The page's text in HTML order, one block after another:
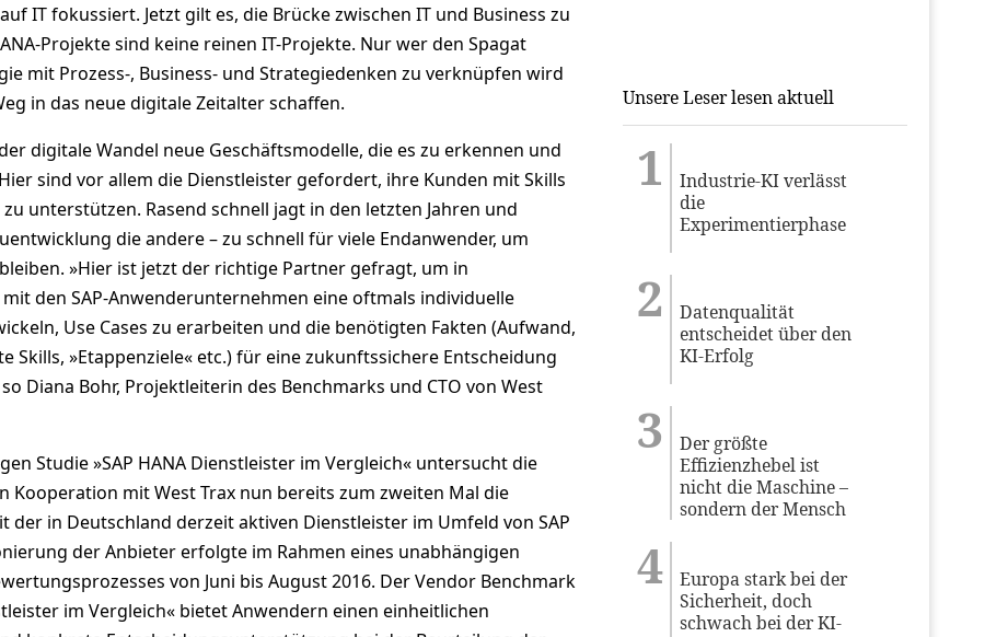
IT fokussiert. Jetzt gilt es, die Brücke zwischen IT und Business zu
Projekte sind keine reinen IT-Projekte. Nur wer den Spagat
mit Prozess-, Business- und Strategiedenken zu verknüpfen wird
in das neue digitale Zeitalter schaffen.
digitale Wandel neue Geschäftsmodelle, die es zu erkennen und
sind vor allem die Dienstleister gefordert, ihre Kunden mit Skills
unterstützen. Rasend schnell jagt in den letzten Jahren und
die andere – zu schnell für viele Endanwender, um
»Hier ist jetzt der richtige Partner gefragt, um in
den SAP-Anwenderunternehmen eine oftmals individuelle
Use Cases zu erarbeiten und die benötigten Fakten (Aufwand,
Skills, »Etappenziele« etc.) für eine zukunftssichere Entscheidung
Diana Bohr, Projektleiterin des Benchmarks und CTO von West
Studie »SAP HANA Dienstleister im Vergleich« untersucht die
Kooperation mit West Trax nun bereits zum zweiten Mal die
der in Deutschland derzeit aktiven Dienstleister im Umfeld von SAP
der Anbieter erfolgte im Rahmen eines unabhängigen
von Juni bis August 2016. Der Vendor Benchmark
im Vergleich« bietet Anwendern einen einheitlichen
Unsere Leser lesen aktuell
Industrie-KI verlässt
die
Experimentierphase
Datenqualität
entscheidet über den
KI-Erfolg
Der größte
Effizienzhebel ist
nicht die Maschine –
sondern der Mensch
Europa stark bei der
Sicherheit, doch
schwach bei der KI-